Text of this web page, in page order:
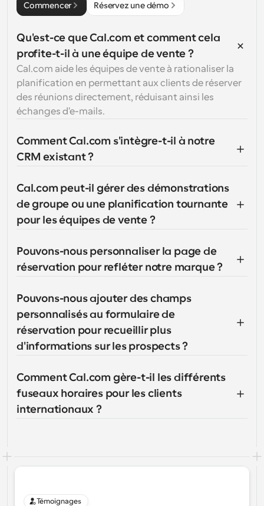
Commencer Réservez une démo
Qu'est-ce que Cal.com et comment cela
profite-t-il à une équipe de vente ?
Cal.com aide les équipes de vente à rationaliser la
planification en permettant aux clients de réserver
des réunions directement, réduisant ainsi les
échanges d'e-mails.
Comment Cal.com s'intègre-t-il à notre
CRM existant ?
Cal.com peut-il gérer des démonstrations
de groupe ou une planification tournante
pour les équipes de vente ?
Pouvons-nous personnaliser la page de
réservation pour refléter notre marque ?
Pouvons-nous ajouter des champs
personnalisés au formulaire de
réservation pour recueillir plus
d'informations sur les prospects ?
Comment Cal.com gère-t-il les différents
fuseaux horaires pour les clients
internationaux ?
Témoignages